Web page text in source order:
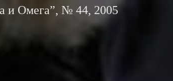
и Омега”, № 44, 2005